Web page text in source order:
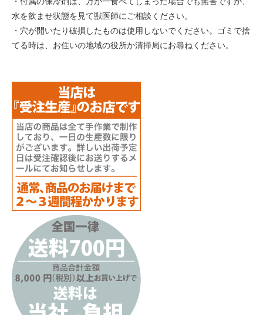
水を飲ませ状態を見て獣医師にご相談ください。
・穴が開いたり破損したものは使用しないでください。ゴミで捨
てる時は、お住いの地域の役所か清掃局にお尋ねください。